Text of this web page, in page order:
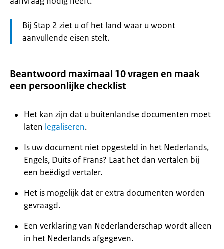
Let
op:
Bij Stap 2 ziet u of het land waar u woont
aanvullende eisen stelt.
Beantwoord maximaal 10 vragen en maak
een persoonlijke checklist
Het kan zijn dat u buitenlandse documenten moet
laten legaliseren.
Is uw document niet opgesteld in het Nederlands,
Engels, Duits of Frans? Laat het dan vertalen bij
een beëdigd vertaler.
Het is mogelijk dat er extra documenten worden
gevraagd.
Een verklaring van Nederlanderschap wordt alleen
in het Nederlands afgegeven.